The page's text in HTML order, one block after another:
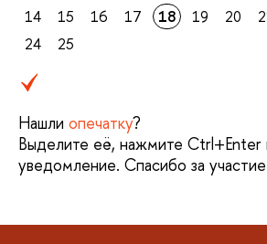
14
15 16 17 18 19 20
24
25
Нашли опечатку?
Выделите её, нажмите Ctrl+Enter
уведомление. Спасибо за